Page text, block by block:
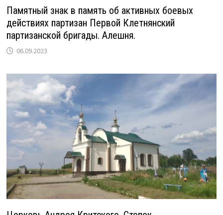
Памятный знак в память об активных боевых
действиях партизан Первой Клетнянский
партизанской бригады. Алешня.
06.09.2023